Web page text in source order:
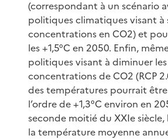
(correspondant à un scénario
politiques climatiques visant à
concentrations en CO2) et
les +1,5°C en 2050. Enfin,
politiques visant à diminuer les
concentrations de CO2 (RCP
des températures pourrait
l’ordre de +1,3°C environ en
seconde moitié du XXIe siècle,
la température moyenne